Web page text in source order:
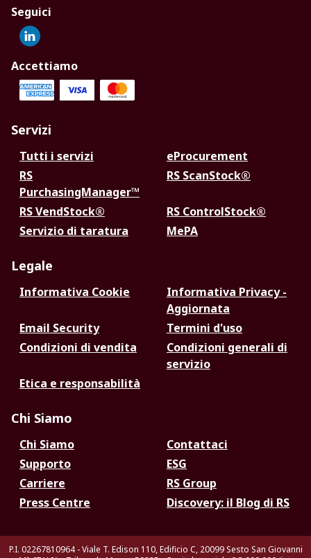
Seguici
Accettiamo
Servizi
Tutti i servizi
eProcurement
RS
PurchasingManager™
RS ScanStock®
RS VendStock®
RS ControlStock®
Servizio di taratura
MePA
Legale
Informativa Cookie
Informativa Privacy -
Aggiornata
Email Security
Termini d'uso
Condizioni di vendita
Condizioni generali di
servizio
Etica e responsabilità
Chi Siamo
Chi Siamo
Contattaci
Supporto
ESG
Carriere
RS Group
Press Centre
Discovery: il Blog di RS
P.I. 02267810964 - Viale T. Edison 110, Edificio C, 20099 Sesto San Giovanni